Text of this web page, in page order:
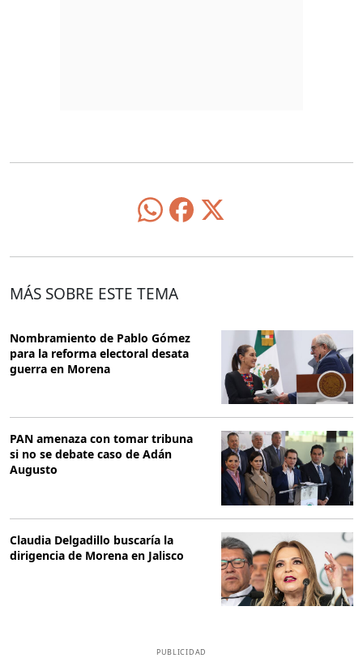
MÁS SOBRE ESTE TEMA
Nombramiento de Pablo Gómez
para la reforma electoral desata
guerra en Morena
PAN amenaza con tomar tribuna
si no se debate caso de Adán
Augusto
Claudia Delgadillo buscaría la
dirigencia de Morena en Jalisco
PUBLICIDAD